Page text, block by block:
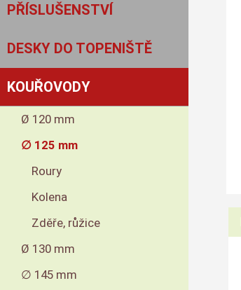
PŘÍSLUŠENSTVÍ
DESKY DO TOPENIŠTĚ
KOUŘOVODY
Ø 120 mm
∅ 125 mm
Roury
Kolena
Zděře, růžice
Ø 130 mm
∅ 145 mm